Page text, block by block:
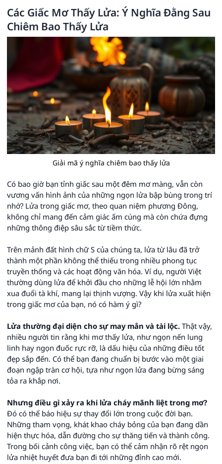
Các Giấc Mơ Thấy Lửa: Ý Nghĩa Đằng Sau
Chiêm Bao Thấy Lửa
Giải mã ý nghĩa chiêm bao thấy lửa
Có bao giờ bạn tỉnh giấc sau một đêm mơ màng, vẫn còn
vương vấn hình ảnh của những ngọn lửa bập bùng trong trí
nhớ? Lửa trong giấc mơ, theo quan niệm phương Đông,
không chỉ mang đến cảm giác ấm cúng mà còn chứa đựng
những thông điệp sâu sắc từ tiềm thức.
Trên mảnh đất hình chữ S của chúng ta, lửa từ lâu đã trở
thành một phần không thể thiếu trong nhiều phong tục
truyền thống và các hoạt động văn hóa. Ví dụ, người Việt
thường dùng lửa để khởi đầu cho những lễ hội lớn nhằm
xua đuổi tà khí, mang lại thịnh vượng. Vậy khi lửa xuất hiện
trong giấc mơ của bạn, nó có hàm ý gì?
Lửa thường đại diện cho sự may mắn và tài lộc. Thật vậy,
nhiều người tin rằng khi mơ thấy lửa, như ngọn nến lung
linh hay ngọn đuốc rực rỡ, là dấu hiệu của những điều tốt
đẹp sắp đến. Có thể bạn đang chuẩn bị bước vào một giai
đoạn ngập tràn cơ hội, tựa như ngọn lửa đang bừng sáng
tỏa ra khắp nơi.
Nhưng điều gì xảy ra khi lửa cháy mãnh liệt trong mơ?
Đó có thể báo hiệu sự thay đổi lớn trong cuộc đời bạn.
Những tham vọng, khát khao cháy bỏng của bạn đang dần
hiện thực hóa, dẫn đường cho sự thăng tiến và thành công.
Trong bối cảnh công việc, bạn có thể cảm nhận rõ rệt ngọn
lửa nhiệt huyết đưa bạn đi tới những đỉnh cao mới.